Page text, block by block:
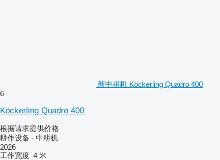
新中耕机 Köckerling Quadro 400
6
Köckerling Quadro 400
根据请求提供价格
耕作设备 - 中耕机
2026
工作宽度 4 米